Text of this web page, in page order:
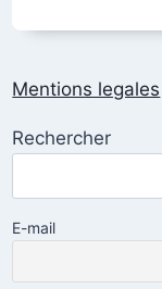
Mentions legales
Rechercher
E-mail